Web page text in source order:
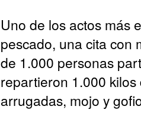
Uno de los actos más
pescado, una cita con
de 1.000 personas
repartieron 1.000
arrugadas, mojo y